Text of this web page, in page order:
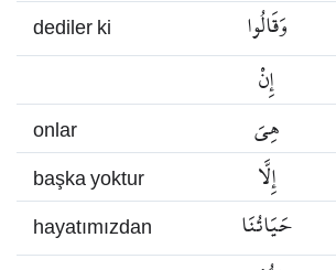
dediler ki وَقَالُوا
إِنْ
onlar هِيَ
başka yoktur إِلَّا
hayatımızdan حَيَاتُنَا